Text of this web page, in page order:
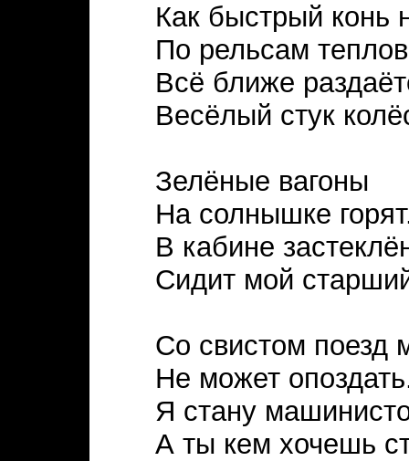
Как быстрый конь
По рельсам
Всё ближе
Весёлый стук
Зелёные вагоны
На солнышке
В кабине
Сидит мой
Со свистом поезд
Не может
Я стану
А ты кем хочешь